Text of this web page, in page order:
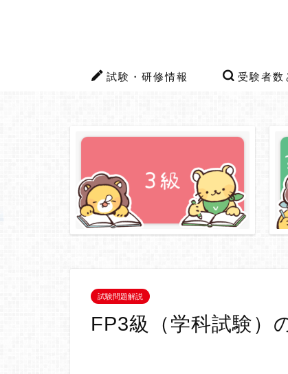
試験・研修情報 受験者数
試験問題解説
FP3級（学科試験）